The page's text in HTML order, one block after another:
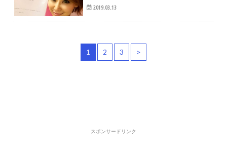
2019.03.13
1 2 3 >
スポンサードリンク